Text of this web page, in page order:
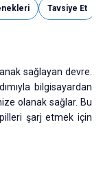
Tavsiye Et
sağlayan devre.
bilgisayardan
olanak sağlar. Bu
şarj etmek için